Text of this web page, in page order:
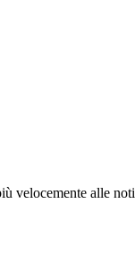
velocemente alle